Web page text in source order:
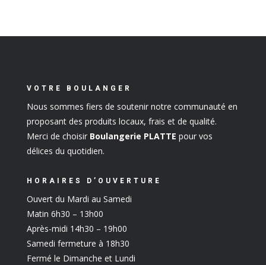
VOTRE BOULANGER
Nous sommes fiers de soutenir notre communauté en
proposant des produits locaux, frais et de qualité.
Merci de choisir Boulangerie PLATTE pour vos
délices du quotidien.
HORAIRES D’OUVERTURE
Ouvert du Mardi au Samedi
Matin 6h30 – 13h00
Après-midi 14h30 – 19h00
Samedi fermeture à 18h30
Fermé le Dimanche et Lundi